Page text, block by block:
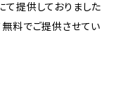
て提供しておりました
料でご提供させてい